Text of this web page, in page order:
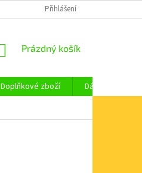
KAMENNÁ PRODEJNA
Přihlášení
NÁKUPNÍ
Prázdný košík
Doplňkové zboží
Dárkové